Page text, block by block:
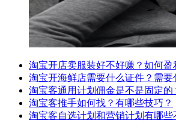
淘宝开店卖服装好不好赚？如何盈
淘宝开海鲜店需要什么证件？需要
淘宝客通用计划佣金是不是固定的
淘宝客推手如何找？有哪些技巧？
淘宝客自选计划和营销计划有哪些